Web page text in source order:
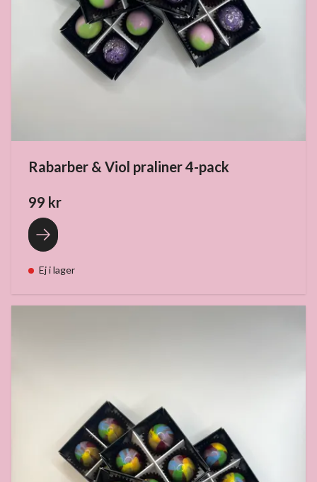
Rabarber & Viol praliner 4-pack
99 kr
Ej i lager